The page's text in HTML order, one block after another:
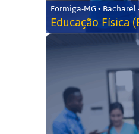
Formiga-MG •
Educação Física